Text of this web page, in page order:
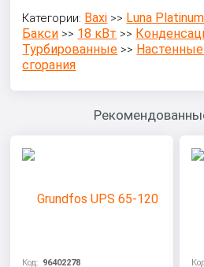
Категории: Baxi >> Luna
Бакси >> 18 кВт >>
Турбированные >>
сгорания
Код: 96402278